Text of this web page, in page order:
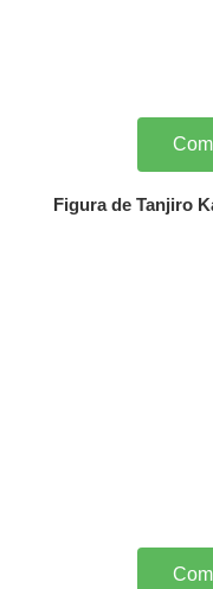
Figura de Tanjiro